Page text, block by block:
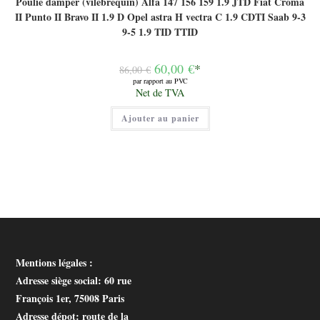
II Punto II Bravo II 1.9 D Opel astra H vectra C 1.9 CDTI Saab 9-3
9-5 1.9 TID TTID
86,00€ Le
prix
initial
était :
86,00 €.
60,00 €*
par rapport au PVC
Le
prix
actuel
est :
60,00 €.
Net de TVA
Ajouter au panier
Mentions légales :
Adresse siège social: 60 rue
François 1er, 75008 Paris
Adresse dépot: route de la